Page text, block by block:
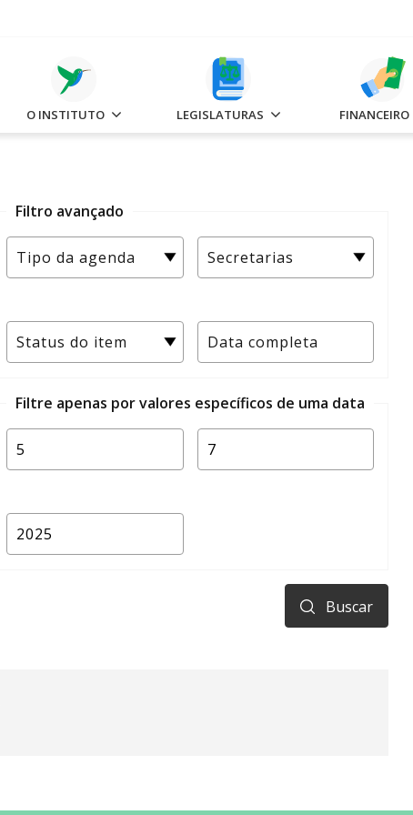
O INSTITUTO LEGISLATURAS FINANCEIRO
Filtro avançado
Filtre apenas por valores específicos de uma data
Buscar